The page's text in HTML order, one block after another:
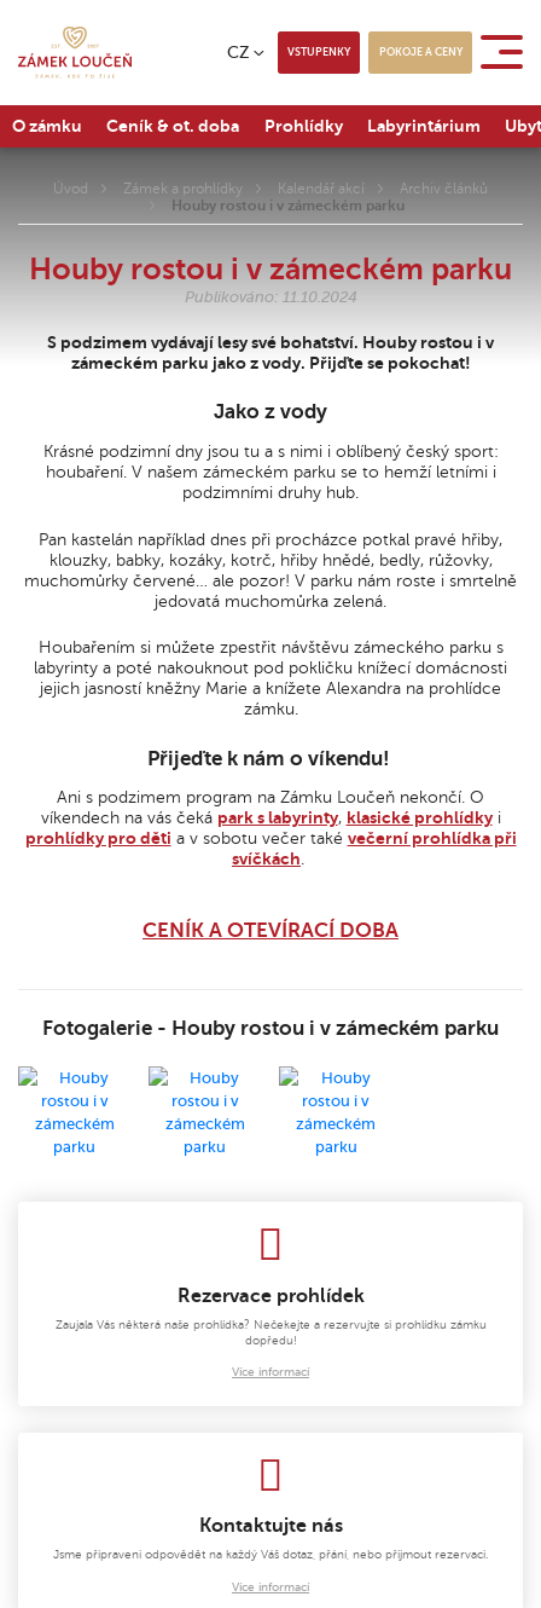
CZ VSTUPENKY POKOJE A CENY
O zámku Ceník & ot. doba Prohlídky Labyrintárium
Úvod Zámek a prohlídky Kalendář akcí
Archiv článků
Houby rostou i v zámeckém parku
Houby rostou i v zámeckém parku
Publikováno: 11.10.2024
S podzimem vydávají lesy své bohatství. Houby rostou i v
zámeckém parku jako z vody. Přijďte se pokochat!
Jako z vody
Krásné podzimní dny jsou tu a s nimi i oblíbený český sport:
houbaření. V našem zámeckém parku se to hemží letními i
podzimními druhy hub.
Pan kastelán například dnes při procházce potkal pravé hřiby,
klouzky, babky, kozáky, kotrč, hřiby hnědé, bedly, růžovky,
muchomůrky červené… ale pozor! V parku nám roste i smrtelně
jedovatá muchomůrka zelená.
Houbařením si můžete zpestřit návštěvu zámeckého parku s
labyrinty a poté nakouknout pod pokličku knížecí domácnosti
jejich jasností kněžny Marie a knížete Alexandra na prohlídce
zámku.
Přijeďte k nám o víkendu!
Ani s podzimem program na Zámku Loučeň nekončí. O
víkendech na vás čeká park s labyrinty, klasické prohlídkyi
prohlídky pro děti a v sobotu večer také večerní prohlídka při
svíčkách.
CENÍK A OTEVÍRACÍ DOBA
Fotogalerie - Houby rostou i v zámeckém parku
Rezervace prohlídek
Zaujala Vás některá naše prohlídka? Nečekejte a rezervujte si prohlídku zámku
dopředu!
Více informací
Kontaktujte nás
Jsme připraveni odpovědět na každý Váš dotaz, přání, nebo přijmout rezervaci.
Více informací